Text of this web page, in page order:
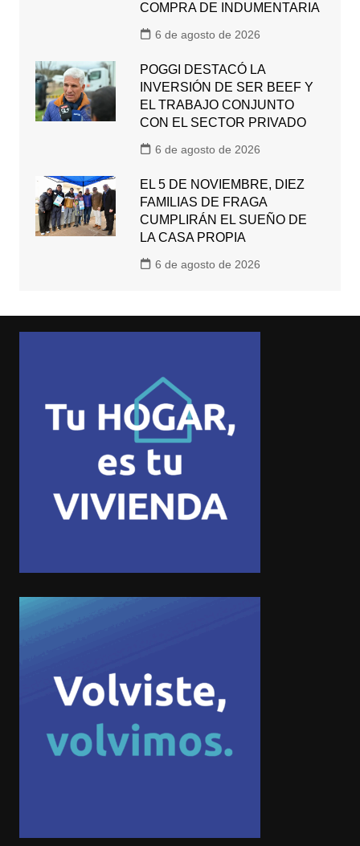
COMPRA DE INDUMENTARIA
6 de agosto de 2026
POGGI DESTACÓ LA
INVERSIÓN DE SER BEEF Y
EL TRABAJO CONJUNTO
CON EL SECTOR PRIVADO
6 de agosto de 2026
EL 5 DE NOVIEMBRE, DIEZ
FAMILIAS DE FRAGA
CUMPLIRÁN EL SUEÑO DE
LA CASA PROPIA
6 de agosto de 2026